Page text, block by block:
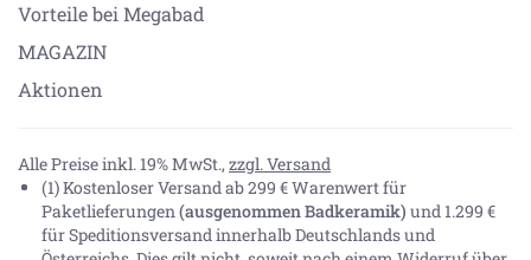
Vorteile bei Megabad
MAGAZIN
Aktionen
Alle Preise inkl. 19% MwSt., zzgl. Versand
(1) Kostenloser Versand ab 299 € Warenwert für
Paketlieferungen(ausgenommen Badkeramik) und 1.299 €
für Speditionsversand innerhalb Deutschlands und